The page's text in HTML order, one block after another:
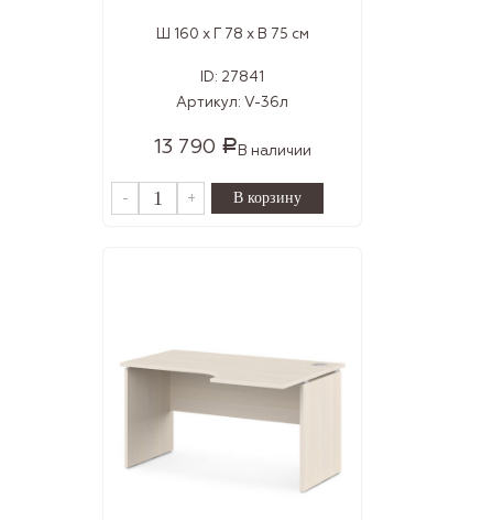
Ш 160 x Г 78 x В 75 см
ID: 27841
Артикул: V-36л
13 790 Р В наличии
- +